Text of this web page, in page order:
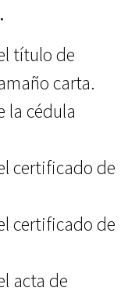
título de
carta.
la cédula
certificado de
certificado de
acta de